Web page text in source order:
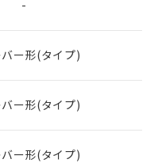
-
ー形(タイプ)
ー形(タイプ)
ー形(タイプ)
商品の中には、
なる商品もある
。
格照会結果は、
点での社内デー
ものであり、閲
の在庫および標
があることをご